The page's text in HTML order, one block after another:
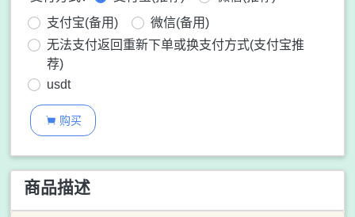
支付宝(备用)
微信(备用)
无法支付返回重新下单或换支付方式(支付宝推
荐)
usdt
 购买
商品描述